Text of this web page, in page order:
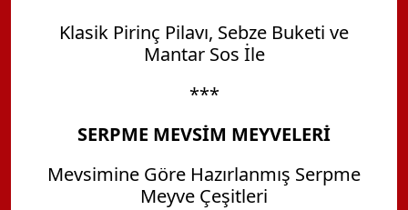
Klasik Pirinç Pilavı, Sebze Buketi ve
Mantar Sos İle
***
SERPME MEVSİM MEYVELERİ
Mevsimine Göre Hazırlanmış Serpme
Meyve Çeşitleri